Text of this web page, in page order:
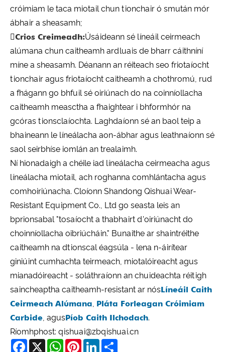
cróimiam le taca miotail chun tionchair ó smután mór
ábhair a sheasamh;
Crios Creimeadh:Úsáideann sé líneáil ceirmeach
alúmana chun caitheamh ardluais de bharr cáithníní
míne a sheasamh. Déanann an réiteach seo friotaíocht
tionchair agus friotaíocht caitheamh a chothromú, rud
a fhágann go bhfuil sé oiriúnach do na coinníollacha
caitheamh measctha a fhaightear i bhformhór na
gcóras tionsclaíochta. Laghdaíonn sé an baol teip a
bhaineann le líneálacha aon-ábhar agus leathnaíonn sé
saol seirbhíse iomlán an trealaimh.
Ní hionadaigh a chéile iad líneálacha ceirmeacha agus
líneálacha miotail, ach roghanna comhlántacha agus
comhoiriúnacha. Cloíonn Shandong Qishuai Wear-
Resistant Equipment Co., Ltd go seasta leis an
bprionsabal "tosaíocht a thabhairt d'oiriúnacht do
choinníollacha oibriúcháin." Bunaithe ar shaintréithe
caitheamh na dtionscal éagsúla - lena n-áirítear
giniúint cumhachta teirmeach, miotalóireacht agus
mianadóireacht - soláthraíonn an chuideachta réitigh
saincheaptha caitheamh-resistant ar nósLíneáil Caith
Ceirmeach Alúmana Pláta Forleagan Cróimiam
Carbide , agusPíob Caith Ilchodach.
Ríomhphost: qishuai@zbqishuai.cn
Facebook
X WhatsAppPinterestLinkedIn